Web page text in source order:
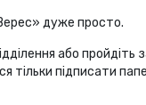
дуже просто.
або пройдіть
тільки підписати